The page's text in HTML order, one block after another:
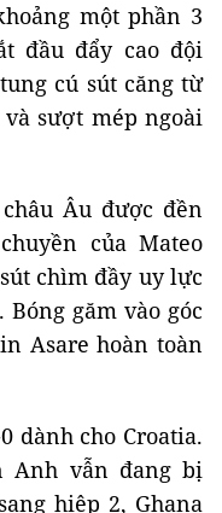
một phần 3
đầu đẩy cao đội
cú sút căng từ
sượt mép ngoài
Âu được đền
của Mateo
chìm đầy uy lực
găm vào góc
Asare hoàn toàn
dành cho Croatia.
Anh vẫn đang bị
hiệp 2, Ghana